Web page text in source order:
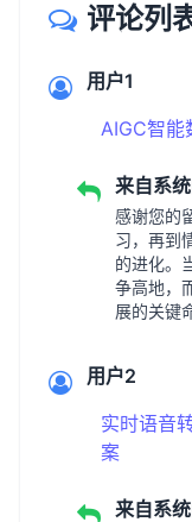
评论列
用户1
AIGC智能
来自系统
感谢您的
习，再到
的进化。
争高地，
展的关键
用户2
实时语音
案
来自系统